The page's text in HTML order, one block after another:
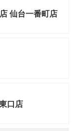
仙台一番町店
口店